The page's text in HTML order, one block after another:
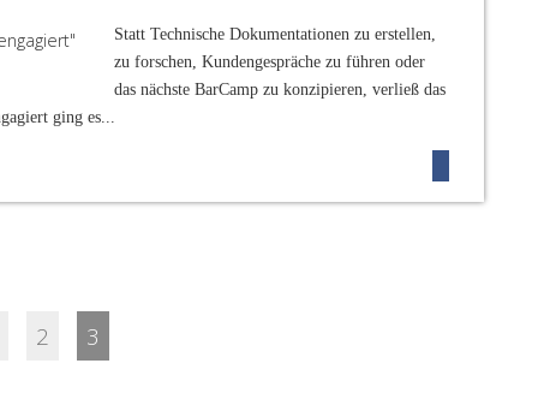
Statt Technische Dokumentationen zu erstellen,
zu forschen, Kundengespräche zu führen oder
das nächste BarCamp zu konzipieren, verließ das
ging es...
2 3